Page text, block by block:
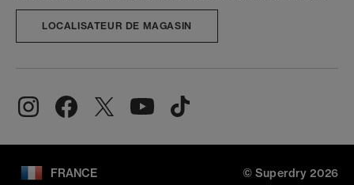
LOCALISATEUR DE MAGASIN
FRANCE © Superdry 2026